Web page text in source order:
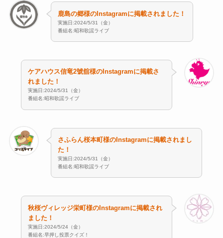
鹿島の郷様のInstagramに掲載されました！
実施日:2024/5/31（金）
番組名:昭和歌謡ライブ
ケアハウス信竜2號舘様のInstagramに掲載さ
れました！
実施日:2024/5/31（金）
番組名:昭和歌謡ライブ
さふらん桜本町様のInstagramに掲載されまし
た！
実施日:2024/5/31（金）
番組名:昭和歌謡ライブ
秋桜ヴィレッジ栄町様のInstagramに掲載され
ました！
実施日:2024/5/24（金）
番組名:早押し投票クイズ！